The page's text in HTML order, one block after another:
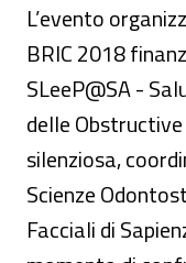
L’evento
BRIC 2018
SLeeP@SA -
delle Obstructive
silenziosa,
Scienze
Facciali di